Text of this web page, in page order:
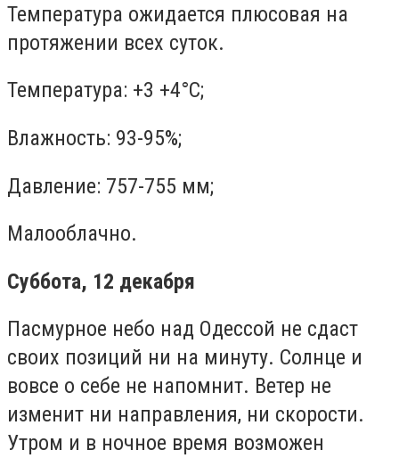
Температура ожидается плюсовая на
протяжении всех суток.
Температура: +3 +4°C;
Влажность: 93-95%;
Давление: 757-755 мм;
Малооблачно.
Суббота, 12 декабря
Пасмурное небо над Одессой не сдаст
своих позиций ни на минуту. Солнце и
вовсе о себе не напомнит. Ветер не
изменит ни направления, ни скорости.
Утром и в ночное время возможен